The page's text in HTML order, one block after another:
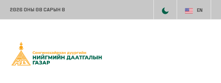
2026 ОНЫ 08 САРЫН 8 EN